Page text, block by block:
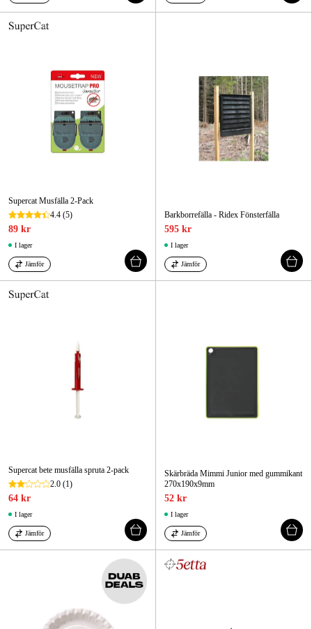
Supercat Musfälla 2-Pack
4.4 (5)
89 kr
I lager
Jämför
Barkborrefälla - Ridex Fönsterfälla
595 kr
I lager
Jämför
Supercat bete musfälla spruta 2-pack
2.0 (1)
64 kr
I lager
Jämför
Skärbräda Mimmi Junior med gummikant
270x190x9mm
52 kr
I lager
Jämför